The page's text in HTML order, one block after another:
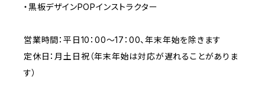
・黒板デザインPOPインストラクター
営業時間：平日10：00～17：00、年末年始を除きます
定休日：月土日祝（年末年始は対応が遅れることがありま
す）